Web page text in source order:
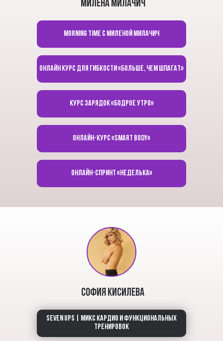
Онлайн курс для гибкости «Больше, чем шпагат»
Милена Милачич
Курс зарядок «Бодрое утро»
Онлайн-курс «Smart body»
Онлайн-спринт «Неделька»
Morning time с Миленой Милачич
София Кисилева
Seven ups | Микс кардио и функциональных
тренировок